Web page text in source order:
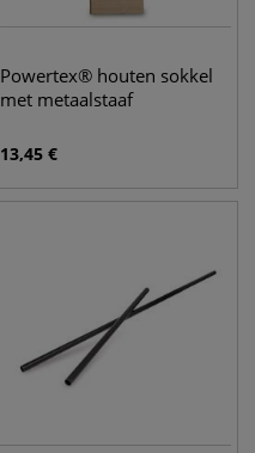
Powertex® houten sokkel
met metaalstaaf
13,45 €